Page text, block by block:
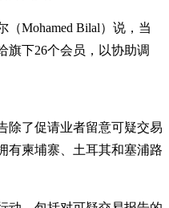
Mohamed Bilal）说，当
旗下26个会员，以协助调
除了促请业者留意可疑交易
有柬埔寨、土耳其和塞浦路